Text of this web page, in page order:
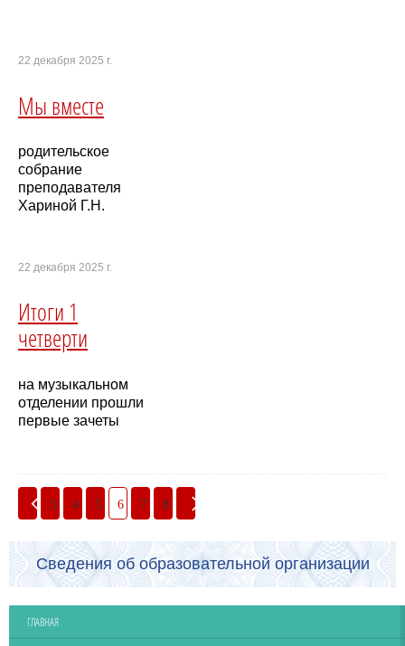
22 декабря 2025 г.
Мы вместе
родительское
собрание
преподавателя
Хариной Г.Н.
22 декабря 2025 г.
Итоги 1
четверти
на музыкальном
отделении прошли
первые зачеты
3 4 5 6 7 8
Сведения об образовательной организации
ГЛАВНАЯ